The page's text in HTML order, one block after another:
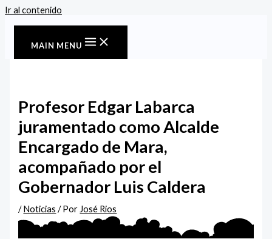
Ir al contenido
MAIN MENU
Profesor Edgar Labarca
juramentado como Alcalde
Encargado de Mara,
acompañado por el
Gobernador Luis Caldera
/Noticias / Por José Rios